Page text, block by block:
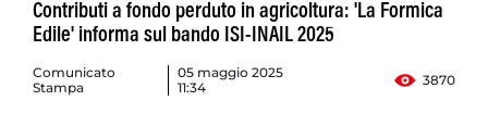
Contributi a fondo perduto in agricoltura: 'La Formica
Edile' informa sul bando ISI-INAIL 2025
Comunicato
Stampa
05 maggio 2025
11:34
3870